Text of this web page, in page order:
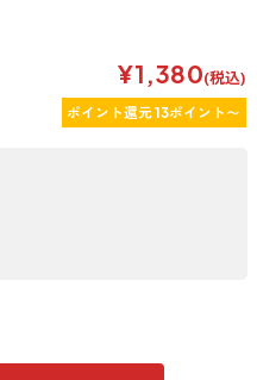
¥1,380(税込)
ポイント還元 13ポイント〜